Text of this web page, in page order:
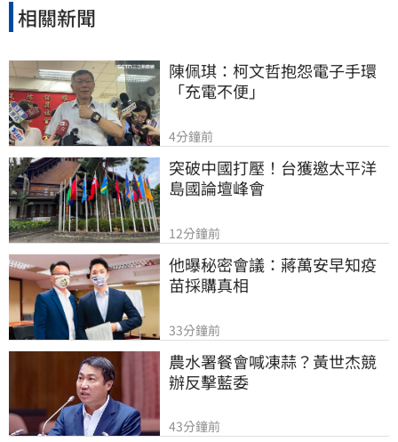
邁向永續發展的強力後盾。
相關新聞
陳佩琪：柯文哲抱怨電子手環
「充電不便」
4分鐘前
突破中國打壓！台獲邀太平洋
島國論壇峰會
12分鐘前
他曝秘密會議：蔣萬安早知疫
苗採購真相
33分鐘前
農水署餐會喊凍蒜？黃世杰競
辦反擊藍委
43分鐘前